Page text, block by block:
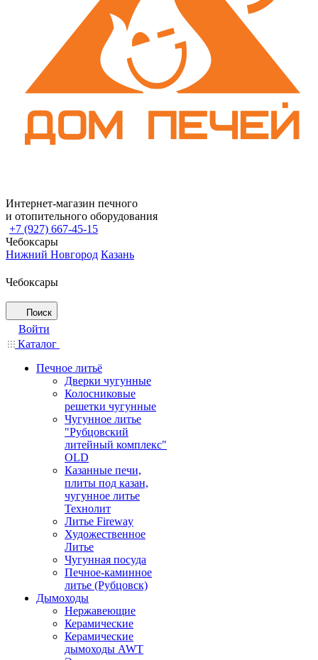
Интернет-магазин печного
и отопительного оборудования
+7 (927) 667-45-15
Чебоксары
Нижний Новгород Казань
Чебоксары
Поиск
Войти
Каталог
Печное литьё
Дверки чугунные
Колосниковые
решетки чугунные
Чугунное литье
"Рубцовский
литейный комплекс"
OLD
Казанные печи,
плиты под казан,
чугунное литье
Технолит
Литье Fireway
Художественное
Литье
Чугунная посуда
Печное-каминное
литье (Рубцовск)
Дымоходы
Нержавеющие
Керамические
Керамические
дымоходы AWT